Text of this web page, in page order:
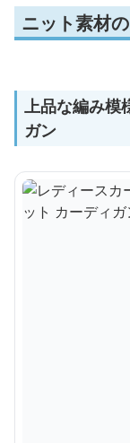
ニット素材
上品な編み
ガン